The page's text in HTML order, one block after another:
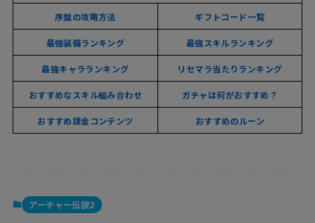
序盤の攻略方法 ギフトコード一覧
最強装備ランキング 最強スキルランキング
最強キャラランキング リセマラ当たりランキング
おすすめなスキル組み合わせ ガチャは何がおすすめ？
おすすめ課金コンテンツ おすすめのルーン
アーチャー伝説2